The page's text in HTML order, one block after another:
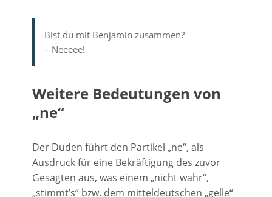
Bist du mit Benjamin zusammen?
– Neeeee!
Weitere Bedeutungen von
„ne“
Der Duden führt den Partikel „ne“, als
Ausdruck für eine Bekräftigung des zuvor
Gesagten aus, was einem „nicht wahr“,
„stimmt’s“ bzw. dem mitteldeutschen „gelle“